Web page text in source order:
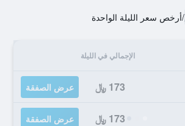
/أرخص سعر الليلة الواحدة
الإجمالي في الليلة
173 ﷼ عرض الصفقة
173 ﷼ عرض الصفقة